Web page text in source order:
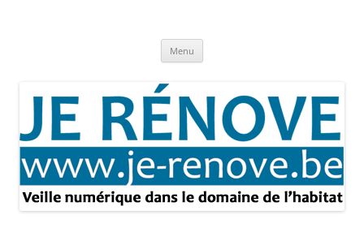
Menu